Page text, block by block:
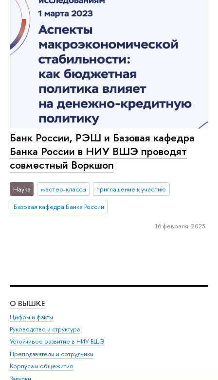
Банк России, РЭШ и Базовая кафедра
Банка России в НИУ ВШЭ проводят
совместный Воркшоп
Наука мастер-классы
приглашение к участию
Базовая кафедра Банка России
16 февраля 2023
О ВЫШКЕ
Цифры и факты
Руководство и структура
Устойчивое развитие в НИУ ВШЭ
Преподаватели и сотрудники
Корпуса и общежития